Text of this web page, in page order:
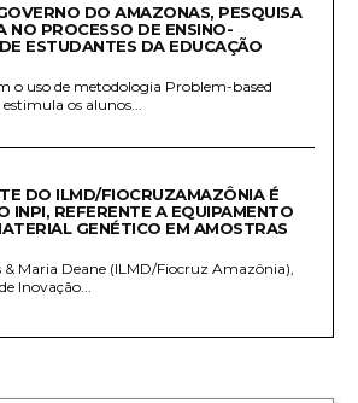
DO AMAZONAS, PESQUISA
NO PROCESSO DE ENSINO-
ESTUDANTES DA EDUCAÇÃO
o uso de metodologia Problem-based
os alunos...
DO ILMD/FIOCRUZAMAZÔNIA É
INPI, REFERENTE A EQUIPAMENTO
GENÉTICO EM AMOSTRAS
Maria Deane (ILMD/Fiocruz Amazônia),
Inovação...